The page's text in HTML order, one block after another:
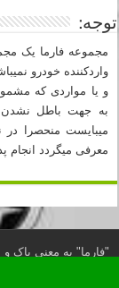
توجه:
مجموعه فارما یک
واردکننده خودرو
و یا مواردی که
به جهت باطل نشدن
میبایست منحصرا در
معرفی میگردد انجام
"فارما" به معنی پاک